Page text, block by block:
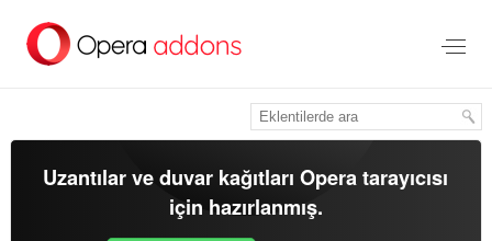
içeriğe
Uzantılar ve duvar kağıtlarıOpera tarayıcısı
için hazırlanmış.